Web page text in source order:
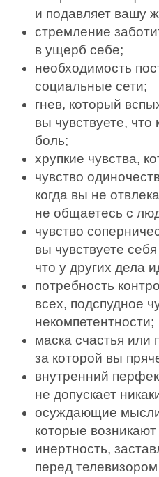
и подавляет вашу
стремление
в ущерб себе;
необходимость
социальные сети;
гнев, который
вы чувствуете, что
боль;
хрупкие чувства,
чувство
когда вы не
не общаетесь с
чувство
вы чувствуете
что у других дела
потребность
всех, подспудное
некомпетентности;
маска счастья или
за которой вы
внутренний
не допускает
осуждающие
которые возника­ют
инертность,
перед